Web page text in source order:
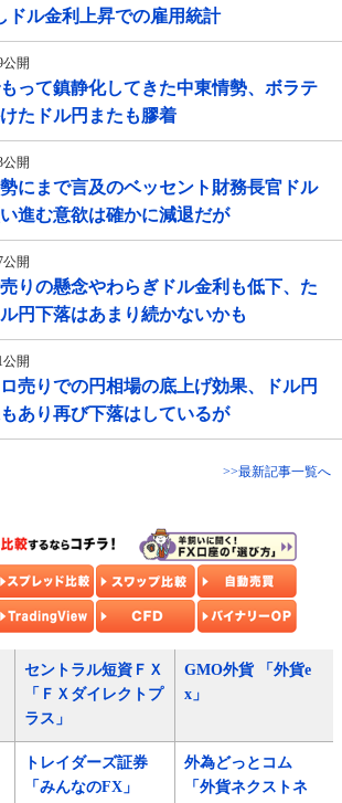
ドル金利上昇での雇用統計
公開
って鎮静化してきた中東情勢、ボラテ
たドル円またも膠着
公開
にまで言及のベッセント財務長官ドル
進む意欲は確かに減退だが
公開
りの懸念やわらぎドル金利も低下、た
円下落はあまり続かないかも
公開
売りでの円相場の底上げ効果、ドル円
あり再び下落はしているが
>>最新記事一覧へ
セントラル短資ＦＸ
「ＦＸダイレクトプ
ラス」
GMO外貨 「外貨e
x」
トレイダーズ証券
「みんなのFX」
外為どっとコム
「外貨ネクストネ